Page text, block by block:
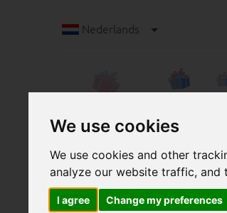
We use cookies
We use cookies and other
analyze our website traffic, and
I agree Change my preferences
Nederlands
Knutselbenodigdheden